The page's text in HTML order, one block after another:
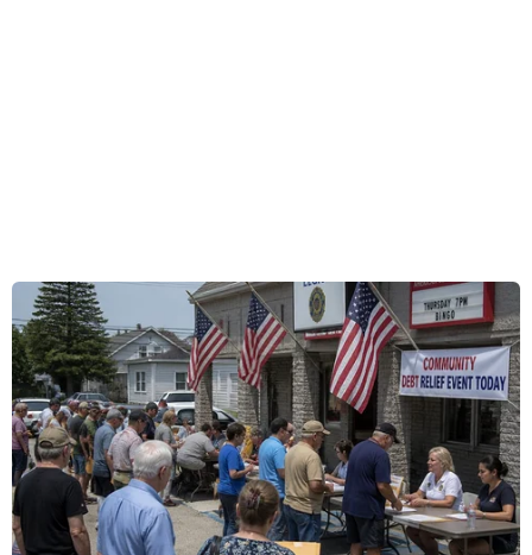
Một điều phối viên của Cơ quan khẩn cấp và
thảm họa của Montana cho biết khoảng hơn 50
người đã bị thương. Nhiều đội cứu hộ đã được
triển khai đến hiện trường.
[Tàu hỏa trật bánh tại Mỹ khiến ít nhất ba
người thiệt mạng]
Trong một tuyên bố, hãng Amtrak cho biết khi